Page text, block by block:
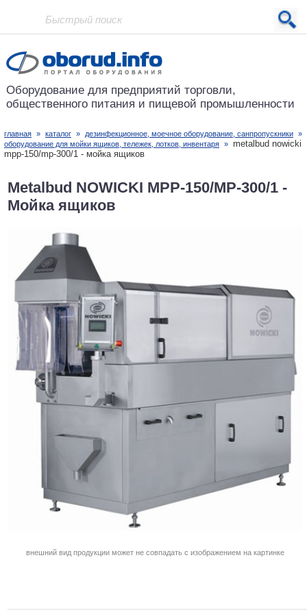
Проект основан в 2001 году
Оборудование для предприятий торговли,
общественного питания и пищевой промышленности
главная » каталог » дезинфекционное, моечное оборудование, санпропускники »
оборудование для мойки ящиков, тележек, лотков, инвентаря » metalbud nowicki
mpp-150/mp-300/1 - мойка ящиков
Metalbud NOWICKI MPP-150/MP-300/1 -
Мойка ящиков
внешний вид продукции может не совпадать с изображением на картинке